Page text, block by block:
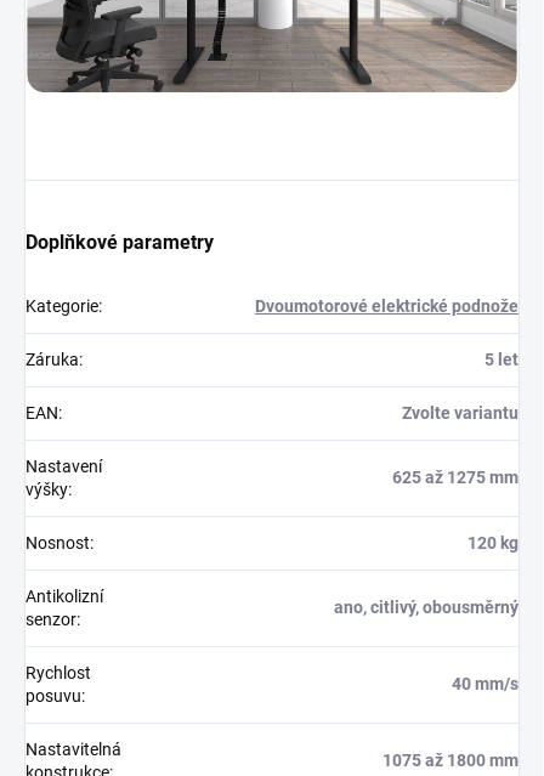
Doplňkové parametry
Kategorie: Dvoumotorové elektrické podnože
Záruka: 5 let
EAN: Zvolte variantu
Nastavení
výšky:
625 až 1275 mm
Nosnost: 120 kg
Antikolizní
senzor:
ano, citlivý, obousměrný
Rychlost
posuvu:
40 mm/s
Nastavitelná
1075 až 1800 mm